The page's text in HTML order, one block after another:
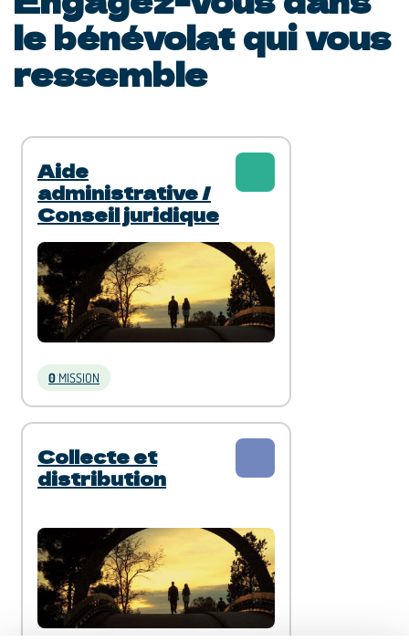
le bénévolat qui vous
ressemble
Aide
administrative /
Conseil juridique
0 MISSION
Collecte et
distribution